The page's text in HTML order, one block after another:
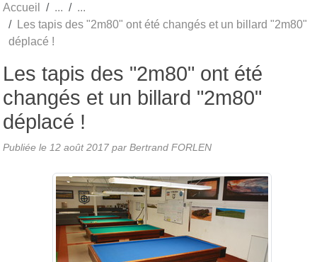
Accueil
Les tapis des "2m80" ont été changés et un billard "2m80"
déplacé !
Les tapis des "2m80" ont été
changés et un billard "2m80"
déplacé !
Publiée le 12 août 2017 par Bertrand FORLEN